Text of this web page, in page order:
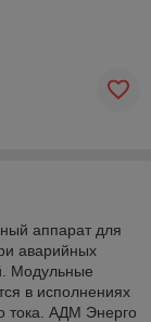
аппарат для
аварийных
Модульные
в исполнениях
тока. АДМ Энерго